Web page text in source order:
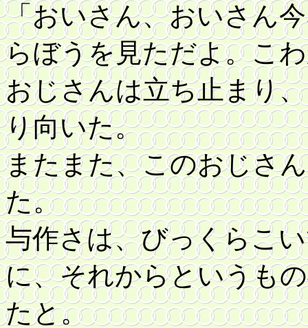
「おいさん、おいさん
らぼうを見ただよ。こ
おじさんは立ち止まり、
り向いた。
またまた、このおじさ
た。
与作さは、びっくらこ
に、それからというも
たと。